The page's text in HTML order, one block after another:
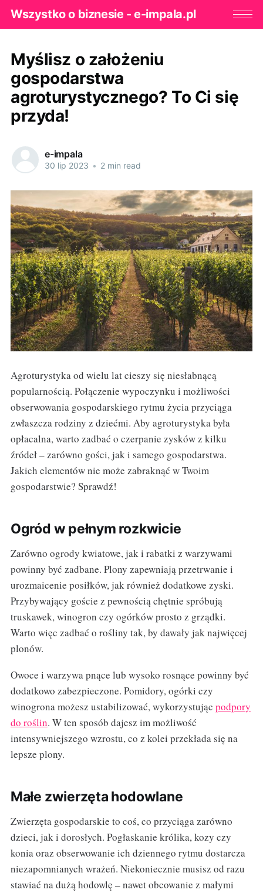
Wszystko o biznesie - e-impala.pl
Myślisz o założeniu
gospodarstwa
agroturystycznego? To Ci się
przyda!
e-impala
30 lip 2023 • 2 min read
Agroturystyka od wielu lat cieszy się niesłabnącą
popularnością. Połączenie wypoczynku i możliwości
obserwowania gospodarskiego rytmu życia przyciąga
zwłaszcza rodziny z dziećmi. Aby agroturystyka była
opłacalna, warto zadbać o czerpanie zysków z kilku
źródeł – zarówno gości, jak i samego gospodarstwa.
Jakich elementów nie może zabraknąć w Twoim
gospodarstwie? Sprawdź!
Ogród w pełnym rozkwicie
Zarówno ogrody kwiatowe, jak i rabatki z warzywami
powinny być zadbane. Plony zapewniają przetrwanie i
urozmaicenie posiłków, jak również dodatkowe zyski.
Przybywający goście z pewnością chętnie spróbują
truskawek, winogron czy ogórków prosto z grządki.
Warto więc zadbać o rośliny tak, by dawały jak najwięcej
plonów.
Owoce i warzywa pnące lub wysoko rosnące powinny być
dodatkowo zabezpieczone. Pomidory, ogórki czy
winogrona możesz ustabilizować, wykorzystując podpory
do roślin. W ten sposób dajesz im możliwość
intensywniejszego wzrostu, co z kolei przekłada się na
lepsze plony.
Małe zwierzęta hodowlane
Zwierzęta gospodarskie to coś, co przyciąga zarówno
dzieci, jak i dorosłych. Pogłaskanie królika, kozy czy
konia oraz obserwowanie ich dziennego rytmu dostarcza
niezapomnianych wrażeń. Niekoniecznie musisz od razu
stawiać na dużą hodowlę – nawet obcowanie z małymi